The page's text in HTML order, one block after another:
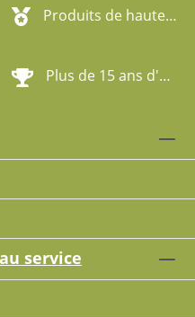
Produits de haute qualité
Plus de 15 ans d'expérience
service